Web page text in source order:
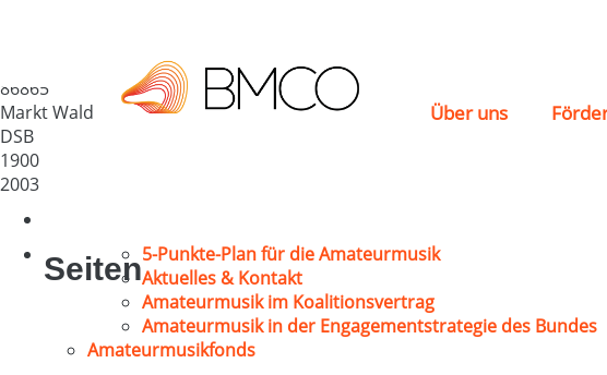
Über uns
86865
Markt Wald
DSB
1900
2003
Seiten5-Punkte-Plan für die Amateurmusik
Aktuelles & Kontakt
Amateurmusik im Koalitionsvertrag
Amateurmusik in der Engagementstrategie des Bundes
Amateurmusikfonds